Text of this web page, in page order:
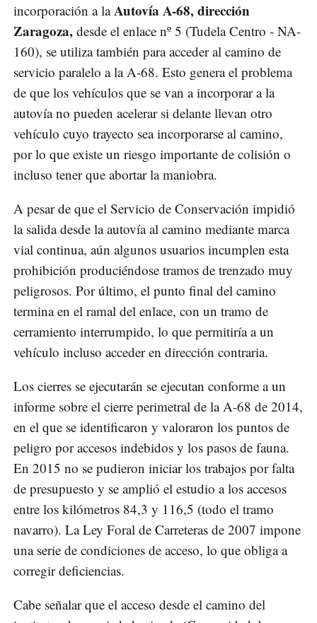
incorporación a laAutovía A-68, dirección
Zaragoza, desde el enlace nº 5 (Tudela Centro - NA-
160), se utiliza también para acceder al camino de
servicio paralelo a la A-68. Esto genera el problema
de que los vehículos que se van a incorporar a la
autovía no pueden acelerar si delante llevan otro
vehículo cuyo trayecto sea incorporarse al camino,
por lo que existe un riesgo importante de colisión o
incluso tener que abortar la maniobra.
A pesar de que el Servicio de Conservación impidió
la salida desde la autovía al camino mediante marca
vial continua, aún algunos usuarios incumplen esta
prohibición produciéndose tramos de trenzado muy
peligrosos. Por último, el punto final del camino
termina en el ramal del enlace, con un tramo de
cerramiento interrumpido, lo que permitiría a un
vehículo incluso acceder en dirección contraria.
Los cierres se ejecutarán se ejecutan conforme a un
informe sobre el cierre perimetral de la A-68 de 2014,
en el que se identificaron y valoraron los puntos de
peligro por accesos indebidos y los pasos de fauna.
En 2015 no se pudieron iniciar los trabajos por falta
de presupuesto y se amplió el estudio a los accesos
entre los kilómetros 84,3 y 116,5 (todo el tramo
navarro). La Ley Foral de Carreteras de 2007 impone
una serie de condiciones de acceso, lo que obliga a
corregir deficiencias.
Cabe señalar que el acceso desde el camino del